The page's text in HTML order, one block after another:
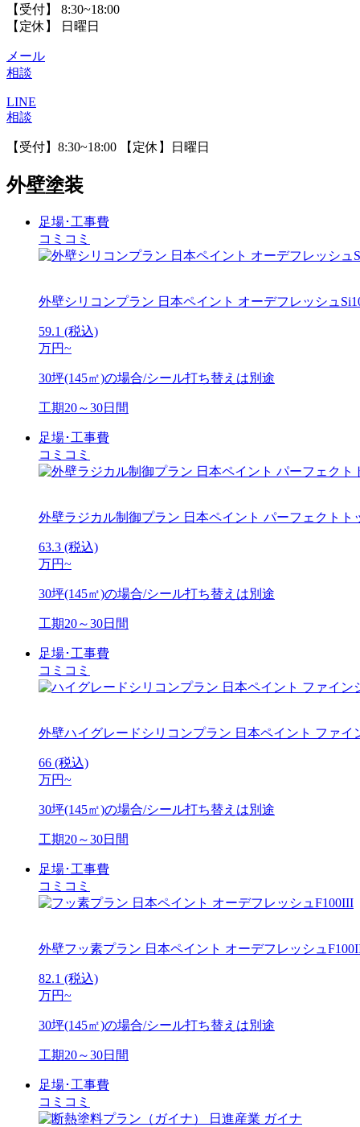
【受付】 8:30~18:00
【定休】 日曜日
メール
相談
LINE
相談
【受付】8:30~18:00 【定休】日曜日
外壁塗装
足場･工事費
コミコミ
外壁シリコンプラン 日本ペイント オーデフレッシュ
59.1 (税込)
万円~
30坪(145㎡)の場合/シール打ち替えは別途
工期20～30日間
足場･工事費
コミコミ
外壁ラジカル制御プラン 日本ペイント パーフェクトト
63.3 (税込)
万円~
30坪(145㎡)の場合/シール打ち替えは別途
工期20～30日間
足場･工事費
コミコミ
外壁ハイグレードシリコンプラン 日本ペイント ファイ
66 (税込)
万円~
30坪(145㎡)の場合/シール打ち替えは別途
工期20～30日間
足場･工事費
コミコミ
外壁フッ素プラン 日本ペイント オーデフレッシュ
82.1 (税込)
万円~
30坪(145㎡)の場合/シール打ち替えは別途
工期20～30日間
足場･工事費
コミコミ